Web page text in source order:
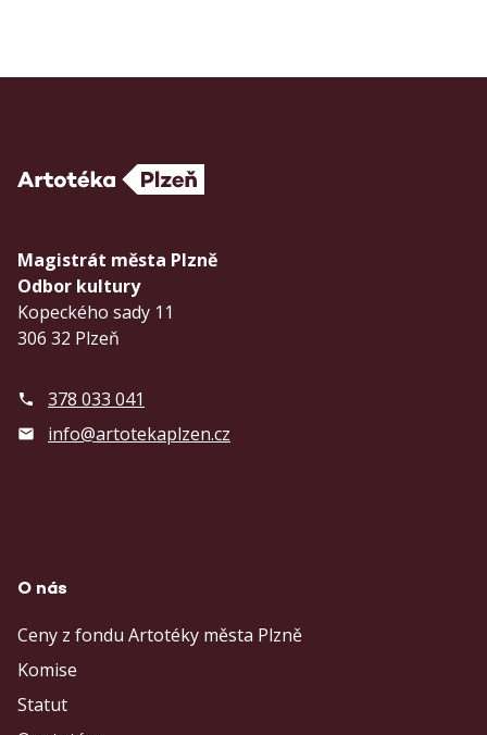
Magistrát města Plzně
Odbor kultury
Kopeckého sady 11
306 32 Plzeň
378 033 041
info@artotekaplzen.cz
O nás
Ceny z fondu Artotéky města Plzně
Komise
Statut